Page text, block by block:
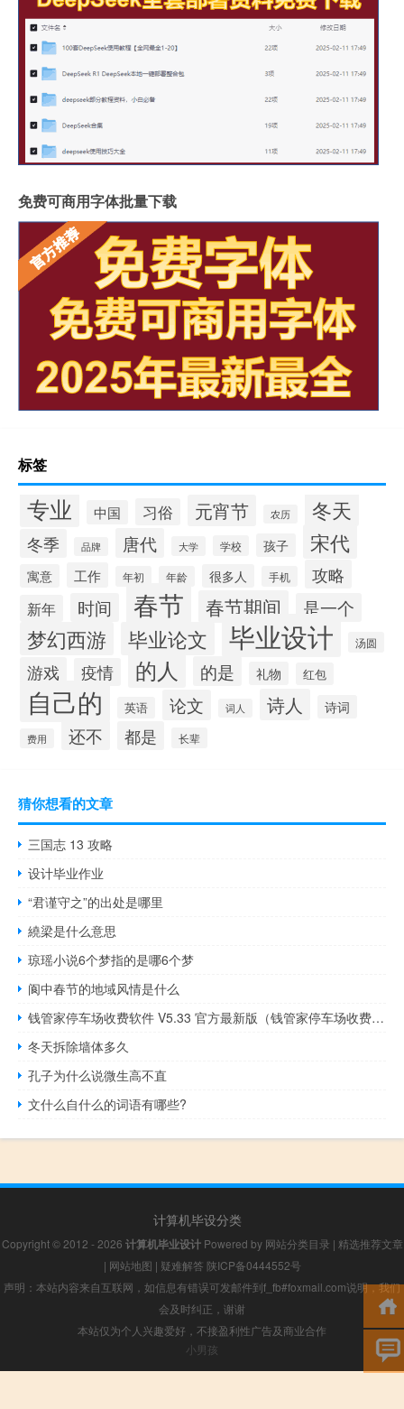
免费可商用字体批量下载
标签
专业 中国 习俗 元宵节 农历 冬天
冬季 品牌 唐代 大学 学校 孩子 宋代
寓意 工作 年初 年龄 很多人 手机 攻略
新年 时间 春节 春节期间 是一个
梦幻西游 毕业论文 毕业设计 汤圆
游戏 疫情 的人 的是 礼物 红包
自己的 英语 论文 词人 诗人 诗词
费用 还不 都是 长辈
猜你想看的文章
三国志 13 攻略
设计毕业作业
“君谨守之”的出处是哪里
繞梁是什么意思
琼瑶小说6个梦指的是哪6个梦
阆中春节的地域风情是什么
钱管家停车场收费软件 V5.33 官方最新版（钱管家停车场收费软件 V5.33 官方最新版功能简介）
冬天拆除墙体多久
孔子为什么说微生高不直
文什么自什么的词语有哪些?
计算机毕设分类
Copyright © 2012 - 2026 计算机毕业设计Powered by 网站分类目录 | 精选推荐文章
| 网站地图 | 疑难解答 陕ICP备0444552号
声明：本站内容来自互联网，如信息有错误可发邮件到f_fb#foxmail.com说明，我们
会及时纠正，谢谢
本站仅为个人兴趣爱好，不接盈利性广告及商业合作
小男孩